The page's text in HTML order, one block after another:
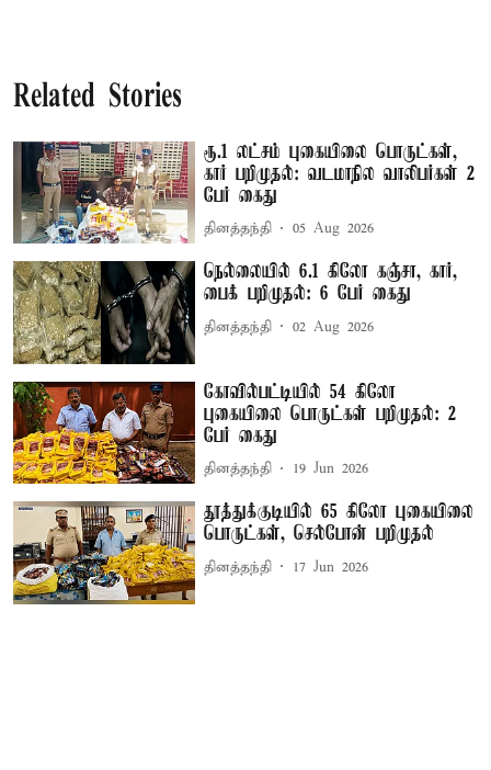
Related Stories
ரூ.1 லட்சம் புகையிலை பொருட்கள்,
கார் பறிமுதல்: வடமாநில வாலிபர்கள் 2
பேர் கைது
தினத்தந்தி 05 Aug 2026
நெல்லையில் 6.1 கிலோ கஞ்சா, கார்,
பைக் பறிமுதல்: 6 பேர் கைது
தினத்தந்தி 02 Aug 2026
கோவில்பட்டியில் 54 கிலோ
புகையிலை பொருட்கள் பறிமுதல்: 2
பேர் கைது
தினத்தந்தி 19 Jun 2026
தூத்துக்குடியில் 65 கிலோ புகையிலை
பொருட்கள், செல்போன் பறிமுதல்
தினத்தந்தி 17 Jun 2026